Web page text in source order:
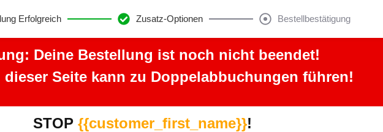
Erfolgreich Zusatz-Optionen Bestellbestätigung
Deine Bestellung ist noch nicht beendet!
dieser Seite kann zu Doppelabbuchungen führen!
STOP {{customer_first_name}}!